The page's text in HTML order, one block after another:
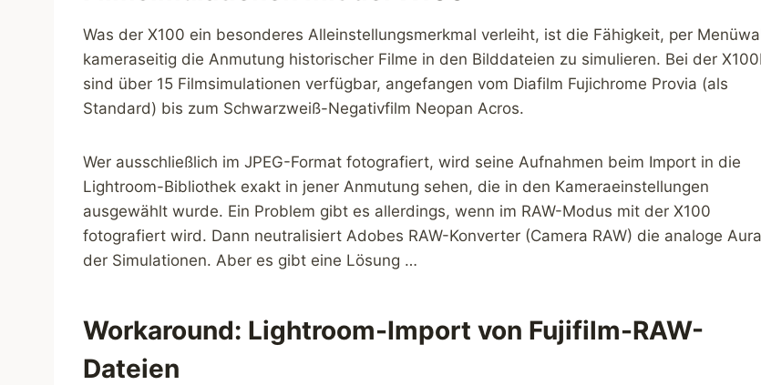
Was der X100 ein besonderes Alleinstellungsmerkmal verleiht, ist die Fähigkeit, per
kameraseitig die Anmutung historischer Filme in den Bilddateien zu simulieren. Bei der
sind über 15 Filmsimulationen verfügbar, angefangen vom Diafilm Fujichrome Provia (als
Standard) bis zum Schwarzweiß-Negativfilm Neopan Acros.
Wer ausschließlich im JPEG-Format fotografiert, wird seine Aufnahmen beim Import in die
Lightroom-Bibliothek exakt in jener Anmutung sehen, die in den Kameraeinstellungen
ausgewählt wurde. Ein Problem gibt es allerdings, wenn im RAW-Modus mit der X100
fotografiert wird. Dann neutralisiert Adobes RAW-Konverter (Camera RAW) die analoge Aura
der Simulationen. Aber es gibt eine Lösung …
Workaround: Lightroom-Import von Fujifilm-RAW-
Dateien